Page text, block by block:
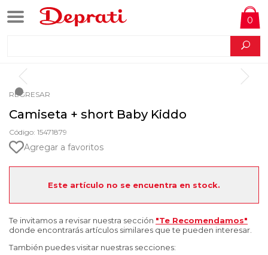
0
REGRESAR
Camiseta + short Baby Kiddo
Código: 15471879
Agregar a favoritos
Este artículo no se encuentra en stock.
Te invitamos a revisar nuestra sección "Te Recomendamos"
donde encontrarás artículos similares que te pueden interesar.
También puedes visitar nuestras secciones: